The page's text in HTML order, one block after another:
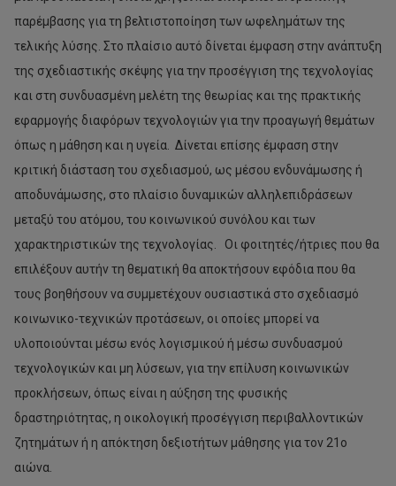
παρέμβασης για τη βελτιστοποίηση των ωφελημάτων της
τελικής λύσης. Στο πλαίσιο αυτό δίνεται έμφαση στην ανάπτυξη
της σχεδιαστικής σκέψης για την προσέγγιση της τεχνολογίας
και στη συνδυασμένη μελέτη της θεωρίας και της πρακτικής
εφαρμογής διαφόρων τεχνολογιών για την προαγωγή θεμάτων
όπως η μάθηση και η υγεία. Δίνεται επίσης έμφαση στην
κριτική διάσταση του σχεδιασμού, ως μέσου ενδυνάμωσης ή
αποδυνάμωσης, στο πλαίσιο δυναμικών αλληλεπιδράσεων
μεταξύ του ατόμου, του κοινωνικού συνόλου και των
χαρακτηριστικών της τεχνολογίας. Οι φοιτητές/ήτριες που θα
επιλέξουν αυτήν τη θεματική θα αποκτήσουν εφόδια που θα
τους βοηθήσουν να συμμετέχουν ουσιαστικά στο σχεδιασμό
κοινωνικο-τεχνικών προτάσεων, οι οποίες μπορεί να
υλοποιούνται μέσω ενός λογισμικού ή μέσω συνδυασμού
τεχνολογικών και μη λύσεων, για την επίλυση κοινωνικών
προκλήσεων, όπως είναι η αύξηση της φυσικής
δραστηριότητας, η οικολογική προσέγγιση περιβαλλοντικών
ζητημάτων ή η απόκτηση δεξιοτήτων μάθησης για τον 21ο
αιώνα.